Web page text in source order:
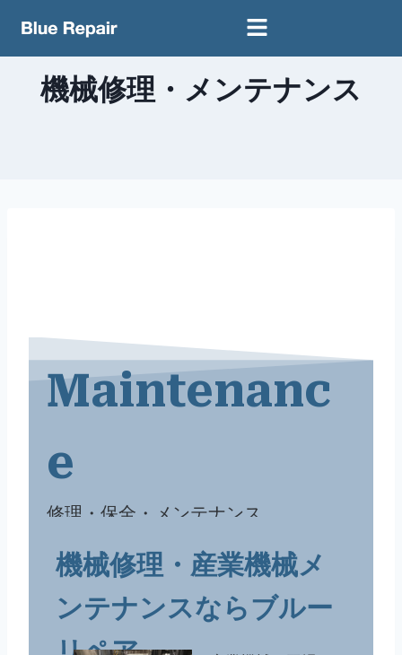
機械修理・メンテナンス
Maintenanc
e
修理・保全・メンテナンス
機械修理・産業機械メ
ンテナンスならブルー